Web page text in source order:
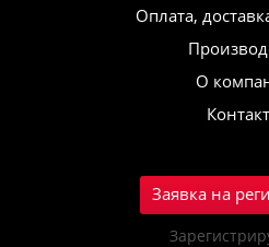
Оплата,
О
Заявка на